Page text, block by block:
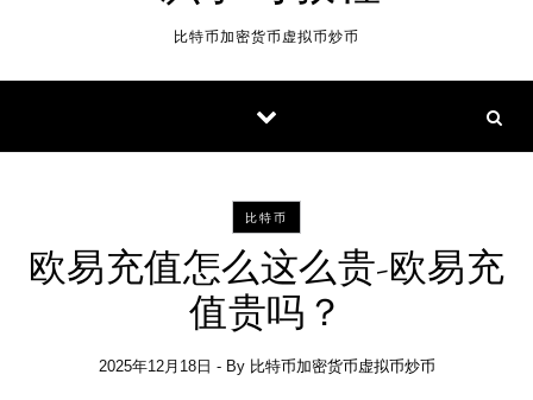
比特币加密货币虚拟币炒币
比特币
欧易充值怎么这么贵-欧易充
值贵吗？
2025年12月18日 - By 比特币加密货币虚拟币炒币